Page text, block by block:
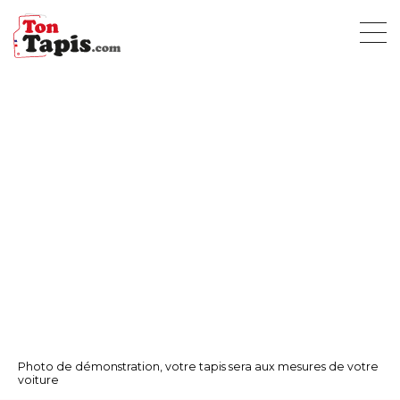
Photo de démonstration, votre tapis sera aux mesures de votre
voiture